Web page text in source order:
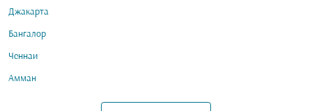
Джакарта
Бангалор
Ченнаи
Амман